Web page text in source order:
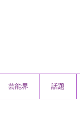
芸能界 話題